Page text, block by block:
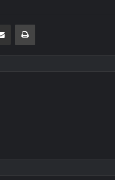
E-Posta ile paylaş Yazdır